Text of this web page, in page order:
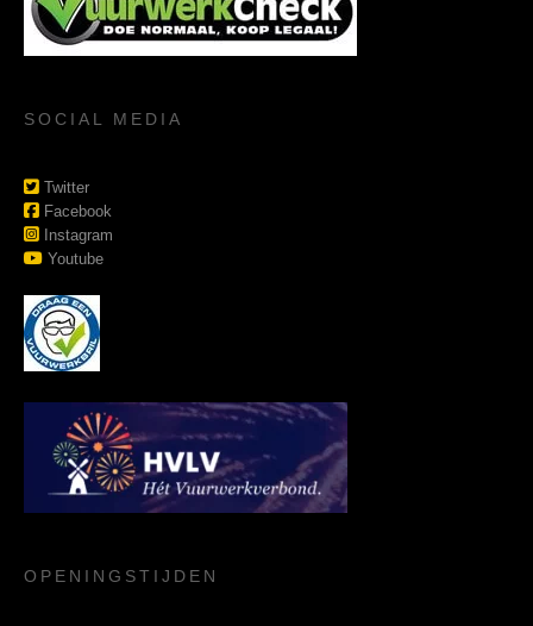
SOCIAL MEDIA
Twitter
Facebook
Instagram
Youtube
OPENINGSTIJDEN